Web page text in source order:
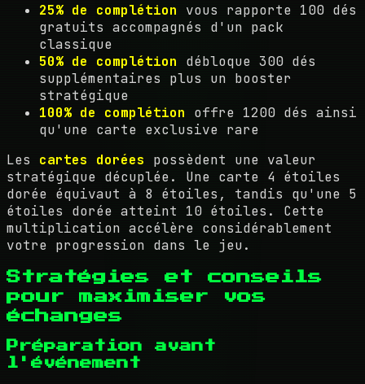
25% de complétion vous rapporte 100 dés
gratuits accompagnés d'un pack
classique
50% de complétion débloque 300 dés
supplémentaires plus un booster
stratégique
100% de complétion offre 1200 dés ainsi
qu'une carte exclusive rare
Les cartes dorées possèdent une valeur
stratégique décuplée. Une carte 4 étoiles
dorée équivaut à 8 étoiles, tandis qu'une 5
étoiles dorée atteint 10 étoiles. Cette
multiplication accélère considérablement
votre progression dans le jeu.
Stratégies et conseils
pour maximiser vos
échanges
Préparation avant
l'événement